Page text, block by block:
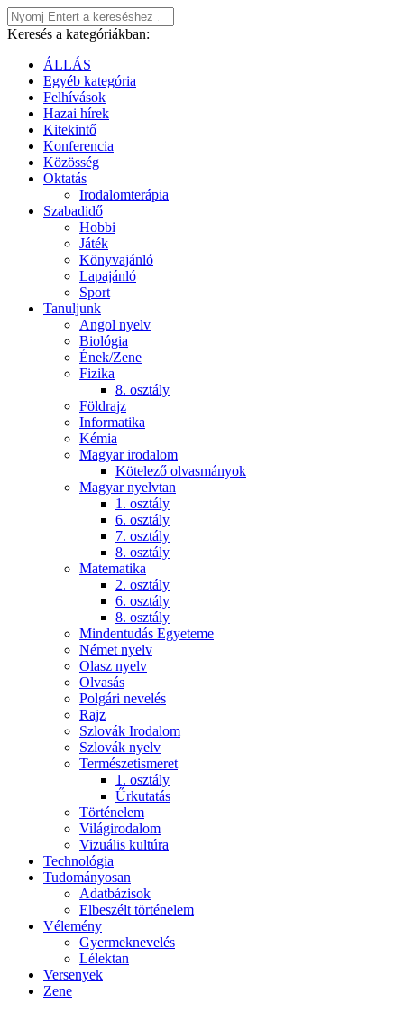
Keresés a kategóriákban:
ÁLLÁS
Egyéb kategória
Felhívások
Hazai hírek
Kitekintő
Konferencia
Közösség
Oktatás
Irodalomterápia
Szabadidő
Hobbi
Játék
Könyvajánló
Lapajánló
Sport
Tanuljunk
Angol nyelv
Biológia
Ének/Zene
Fizika
8. osztály
Földrajz
Informatika
Kémia
Magyar irodalom
Kötelező olvasmányok
Magyar nyelvtan
1. osztály
6. osztály
7. osztály
8. osztály
Matematika
2. osztály
6. osztály
8. osztály
Mindentudás Egyeteme
Német nyelv
Olasz nyelv
Olvasás
Polgári nevelés
Rajz
Szlovák Irodalom
Szlovák nyelv
Természetismeret
1. osztály
Űrkutatás
Történelem
Világirodalom
Vizuális kultúra
Technológia
Tudományosan
Adatbázisok
Elbeszélt történelem
Vélemény
Gyermeknevelés
Lélektan
Versenyek
Zene